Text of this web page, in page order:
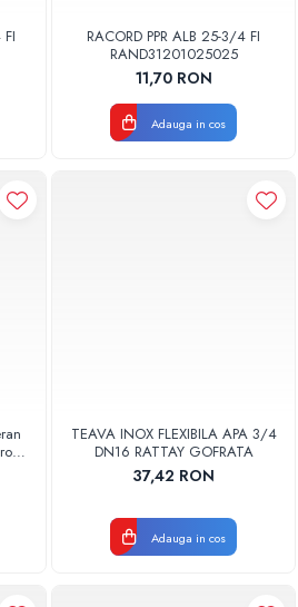
RACORD PPR ALB 25-3/4 FI
RAND31201025025
11,70 RON
Adauga in cos
TEAVA INOX FLEXIBILA APA 3/4
DN16 RATTAY GOFRATA
37,42 RON
Adauga in cos